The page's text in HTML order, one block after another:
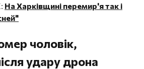
На Харківщині перемир'я так і
чоловік,
удару дрона